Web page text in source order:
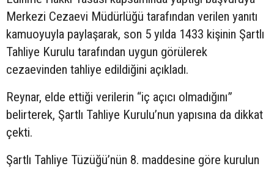
Merkezi Cezaevi Müdürlüğü tarafından verilen yanıtı
kamuoyuyla paylaşarak, son 5 yılda 1433 kişinin Şartlı
Tahliye Kurulu tarafından uygun görülerek
cezaevinden tahliye edildiğini açıkladı.
Reynar, elde ettiği verilerin “iç açıcı olmadığını”
belirterek, Şartlı Tahliye Kurulu’nun yapısına da dikkat
çekti.
Şartlı Tahliye Tüzüğü’nün 8. maddesine göre kurulun